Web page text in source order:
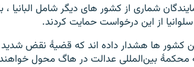
شماری از کشور های دیگر شامل البانیا ،
از این درخواست حمایت کردند.
کشور ها هشدار داده اند که قضیۀ نقض شدید
محکمۀ بین‌المللی عدالت در هاگ محول